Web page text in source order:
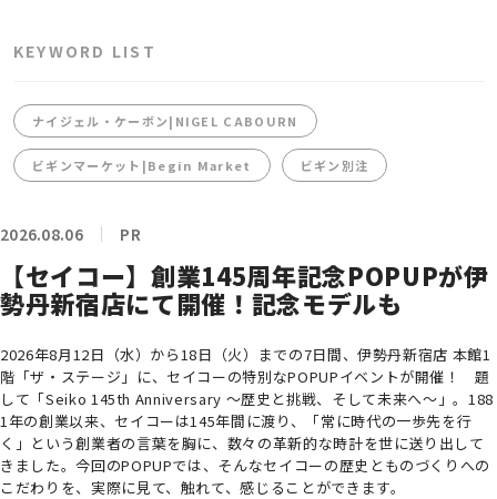
KEYWORD LIST
ナイジェル・ケーボン|NIGEL CABOURN
ビギンマーケット|Begin Market ビギン別注
2026.08.06 PR
【セイコー】創業145周年記念POPUPが伊
勢丹新宿店にて開催！記念モデルも
2026年8月12日（水）から18日（火）までの7日間、伊勢丹新宿店 本館1
階「ザ・ステージ」に、セイコーの特別なPOPUPイベントが開催！ 題
して「Seiko 145th Anniversary ～歴史と挑戦、そして未来へ～」。188
1年の創業以来、セイコーは145年間に渡り、「常に時代の一歩先を行
く」という創業者の言葉を胸に、数々の革新的な時計を世に送り出して
きました。今回のPOPUPでは、そんなセイコーの歴史とものづくりへの
こだわりを、実際に見て、触れて、感じることができます。